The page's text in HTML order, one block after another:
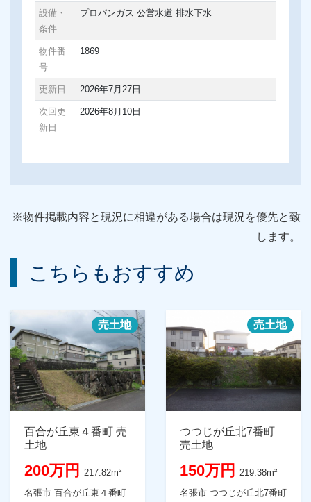
設備・
条件
プロパンガス 公営水道 排水下水
物件番
号
1869
更新日 2026年7月27日
次回更
新日
2026年8月10日
※物件掲載内容と現況に相違がある場合は現況を優先と致
します。
こちらもおすすめ
売土地
百合が丘東４番町 売
土地
200万円
217.82m²
名張市 百合が丘東４番町
売土地
つつじが丘北7番町
売土地
150万円
219.38m²
名張市 つつじが丘北7番町